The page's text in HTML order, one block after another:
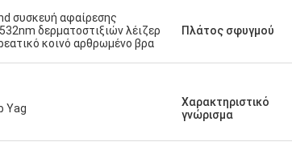
συσκευή αφαίρεσης
δερματοστιξιών λέιζερ
κοινό αρθρωμένο βρα
Πλάτος σφυγμού
Yag
Χαρακτηριστικό
γνώρισμα